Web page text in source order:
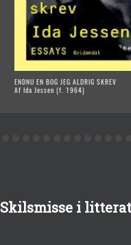
ENDNU EN BOG JEG ALDRIG SKREV
Af Ida Jessen (f. 1964)
Skilsmisse i